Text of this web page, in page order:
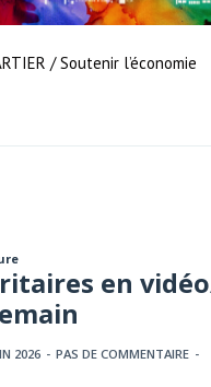
/ Soutenir l’économie
en
2026 - PAS DE COMMENTAIRE -